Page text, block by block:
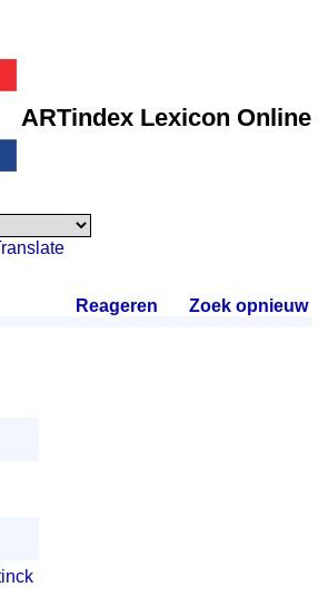
ARTindex Lexicon Online
Reageren Zoek opnieuw.